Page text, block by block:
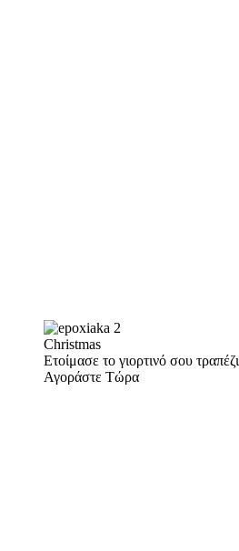
Christmas
Ετοίμασε το γιορτινό σου τραπέζι
Αγοράστε Τώρα